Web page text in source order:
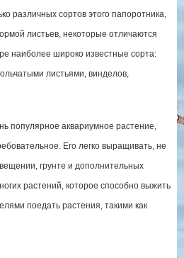
различных сортов этого папоротника,
листьев, некоторые отличаются
наиболее широко известные сорта:
листьями, винделов,
популярное аквариумное растение,
Его легко выращивать, не
грунте и дополнительных
растений, которое способно выжить
поедать растения, такими как